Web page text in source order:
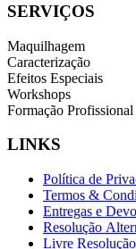
SERVIÇOS
Maquilhagem
Caracterização
Efeitos Especiais
Workshops
Formação Profissional
LINKS
Política de
Termos &
Entregas e
Resolução
Livre Resolução